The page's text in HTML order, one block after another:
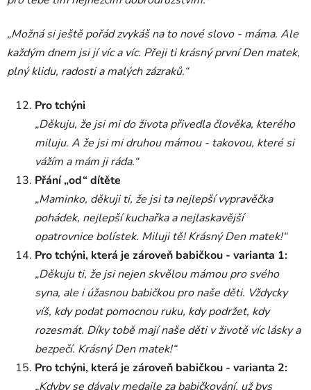
„Možná si ještě pořád zvykáš na to nové slovo - máma. Ale
každým dnem jsi jí víc a víc. Přeji ti krásný první Den matek,
plný klidu, radosti a malých zázraků.“
Pro tchýni
„Děkuju, že jsi mi do života přivedla člověka, kterého
miluju. A že jsi mi druhou mámou - takovou, které si
vážím a mám ji ráda.“
Přání „od“ dítěte
„Maminko, děkuji ti, že jsi ta nejlepší vypravěčka
pohádek, nejlepší kuchařka a nejlaskavější
opatrovnice bolístek. Miluji tě! Krásný Den matek!“
Pro tchýni, která je zároveň babičkou - varianta 1:
„Děkuju ti, že jsi nejen skvělou mámou pro svého
syna, ale i úžasnou babičkou pro naše děti. Vždycky
víš, kdy podat pomocnou ruku, kdy podržet, kdy
rozesmát. Díky tobě mají naše děti v životě víc lásky a
bezpečí. Krásný Den matek!“
Pro tchýni, která je zároveň babičkou - varianta 2:
„Kdyby se dávaly medaile za babičkování, už bys